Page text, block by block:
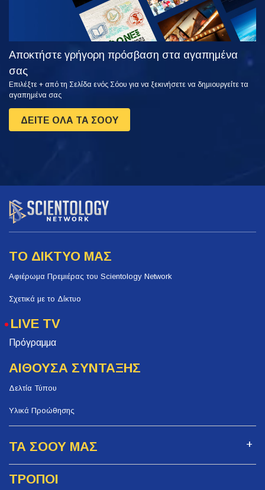
Αποκτήστε γρήγορη πρόσβαση στα αγαπημένα
σας
Επιλέξτε + από τη Σελίδα ενός Σόου για να ξεκινήσετε να δημιουργείτε τα
αγαπημένα σας
ΔΕΙΤΕ ΟΛΑ ΤΑ ΣΟΟΥ
ΤΟ ΔΙΚΤΥΟ ΜΑΣ
Αφιέρωμα Πρεμιέρας του Scientology Network
Σχετικά με το Δίκτυο
LIVE TV
Πρόγραμμα
ΑΙΘΟΥΣΑ ΣΥΝΤΑΞΗΣ
Δελτία Τύπου
Υλικά Προώθησης
ΤΑ ΣΟΟΥ ΜΑΣ
ΤΡΟΠΟΙ